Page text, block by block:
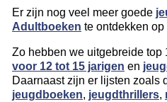
Er zijn nog veel meer goede
Adultboeken te ontdekken op
Zo hebben we uitgebreide top
voor 12 tot 15 jarigen en
Daarnaast zijn er lijsten zoals
jeugdboeken, jeugdthrillers,